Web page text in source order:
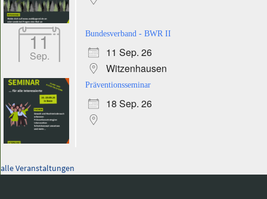
11
Sep.
Bundesverband - BWR II
11 Sep. 26
Witzenhausen
Präventionsseminar
18 Sep. 26
alle Veranstaltungen